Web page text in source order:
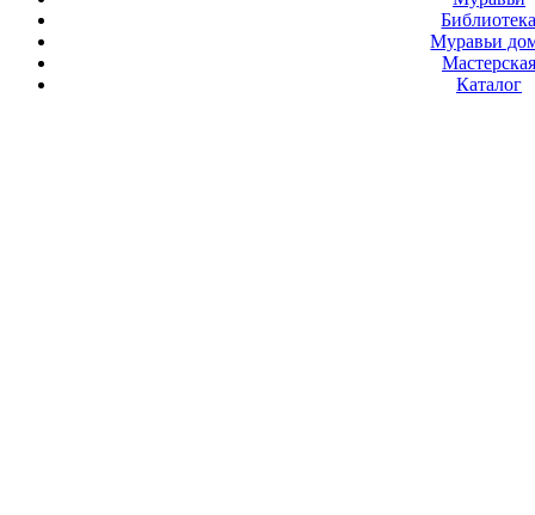
Муравьи
Мастерская
Каталог